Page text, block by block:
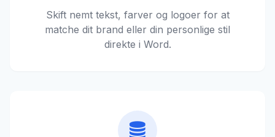
Skift nemt tekst, farver og logoer for at
matche dit brand eller din personlige stil
direkte i Word.